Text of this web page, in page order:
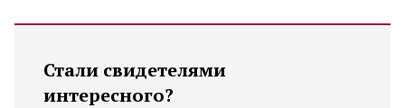
Стали свидетелями
интересного?